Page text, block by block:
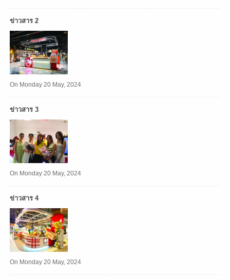
ข่าวสาร 2
On Monday 20 May, 2024
ข่าวสาร 3
On Monday 20 May, 2024
ข่าวสาร 4
On Monday 20 May, 2024